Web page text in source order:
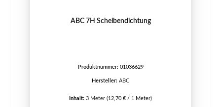
ABC 7H Scheibendichtung
Produktnummer: 01036629
Hersteller: ABC
Inhalt: 3 Meter (12,70 € / 1 Meter)